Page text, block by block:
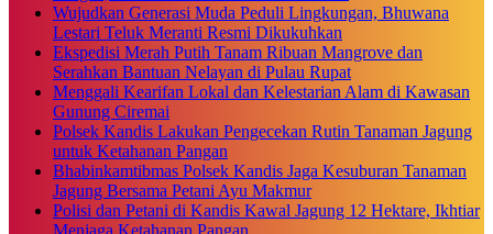
Wujudkan Generasi Muda Peduli Lingkungan, Bhuwana
Lestari Teluk Meranti Resmi Dikukuhkan
Ekspedisi Merah Putih Tanam Ribuan Mangrove dan
Serahkan Bantuan Nelayan di Pulau Rupat
Menggali Kearifan Lokal dan Kelestarian Alam di Kawasan
Gunung Ciremai
Polsek Kandis Lakukan Pengecekan Rutin Tanaman Jagung
untuk Ketahanan Pangan
Bhabinkamtibmas Polsek Kandis Jaga Kesuburan Tanaman
Jagung Bersama Petani Ayu Makmur
Polisi dan Petani di Kandis Kawal Jagung 12 Hektare, Ikhtiar
Menjaga Ketahanan Pangan